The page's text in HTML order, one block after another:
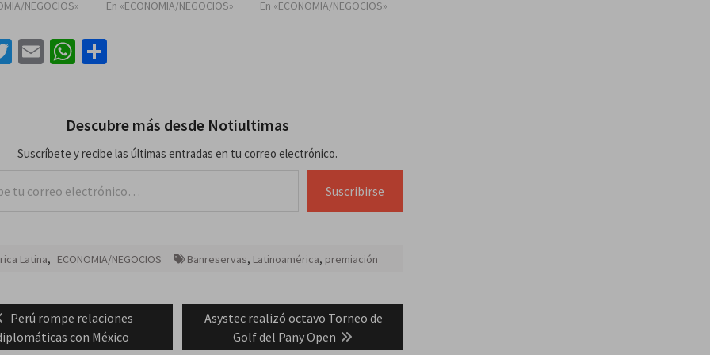
NEGOCIOS»
En «ECONOMIA/NEGOCIOS»
En «ECONOMIA/NEGOCIOS»
Twitter
EmailWhatsApp
Descubre más desde Notiultimas
Suscríbete y recibe las últimas entradas en tu correo electrónico.
Suscribirse
Latina, ECONOMIA/NEGOCIOS Banreservas, Latinoamérica, premiación
Previous
post:
Perú rompe relaciones
con México
Next
Asystec realizó octavo Torneo de
Golf del Pany Open